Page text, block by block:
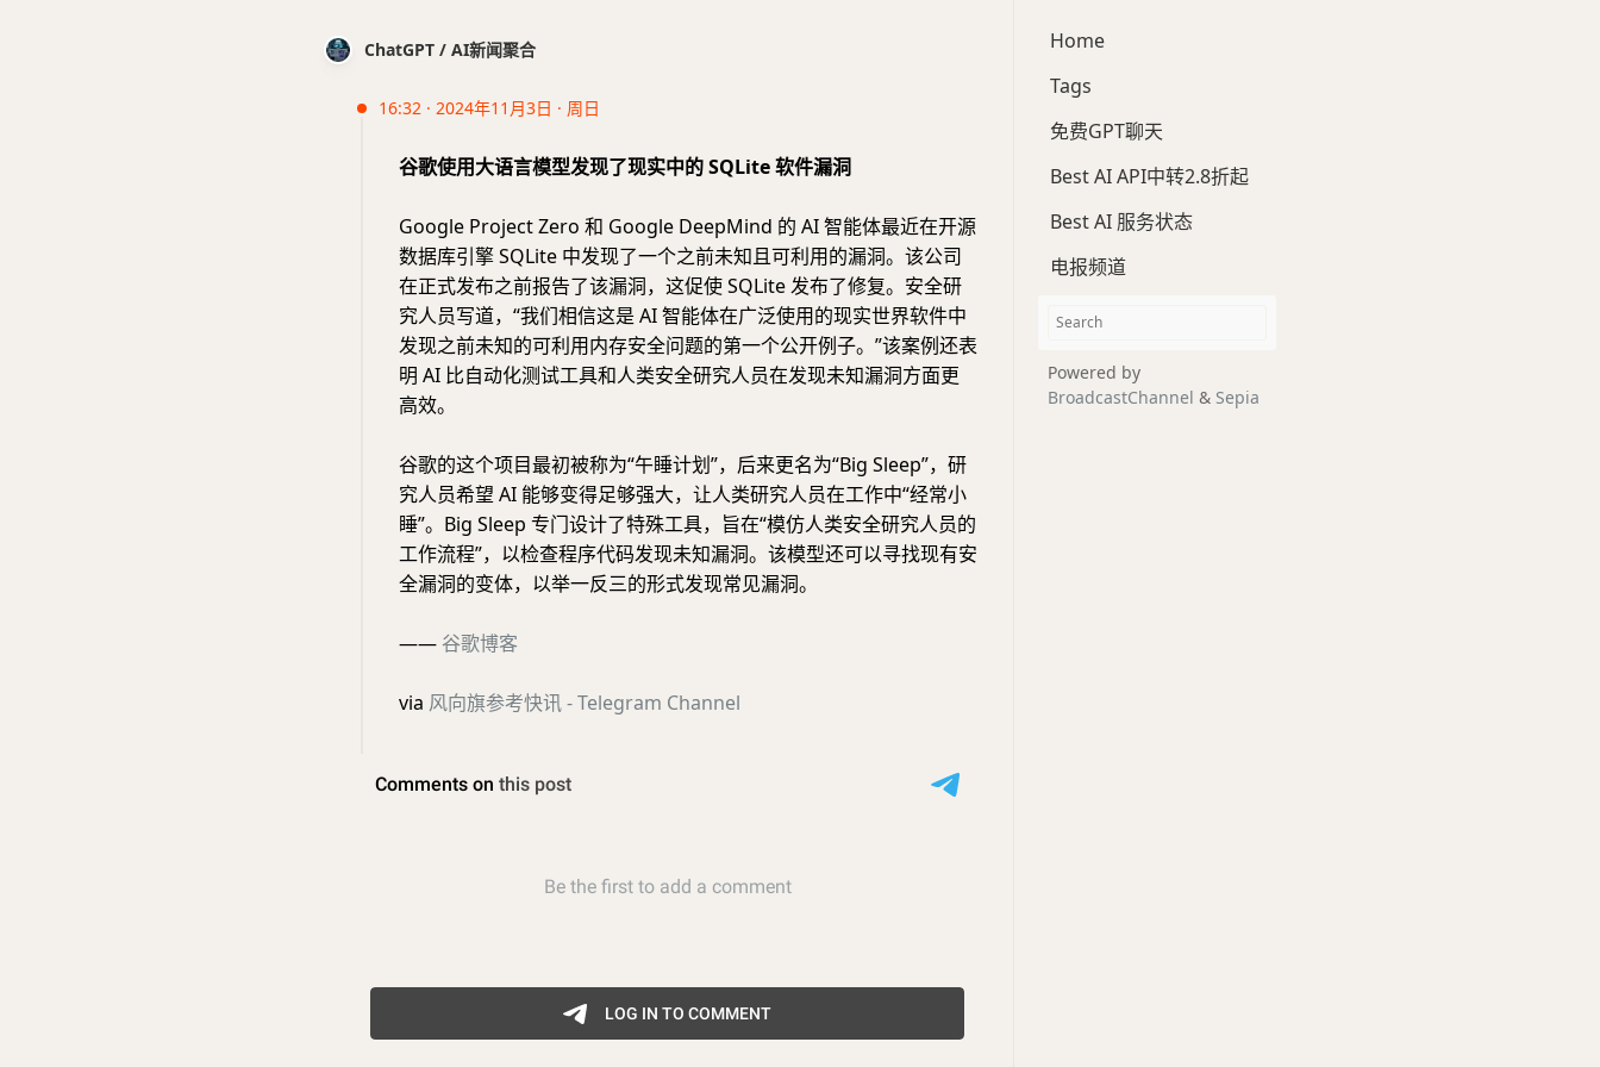
ChatGPT / AI新闻聚合
16:32 · 2024年11月3日 · 周日
谷歌使用大语言模型发现了现实中的 SQLite 软件漏洞
Google Project Zero 和 Google DeepMind 的 AI 智能体最近在开源
数据库引擎 SQLite 中发现了一个之前未知且可利用的漏洞。该公司
在正式发布之前报告了该漏洞，这促使 SQLite 发布了修复。安全研
究人员写道，“我们相信这是 AI 智能体在广泛使用的现实世界软件中
发现之前未知的可利用内存安全问题的第一个公开例子。”该案例还表
明 AI 比自动化测试工具和人类安全研究人员在发现未知漏洞方面更
高效。
谷歌的这个项目最初被称为“午睡计划”，后来更名为“Big Sleep”，研
究人员希望 AI 能够变得足够强大，让人类研究人员在工作中“经常小
睡”。Big Sleep 专门设计了特殊工具，旨在“模仿人类安全研究人员的
工作流程”，以检查程序代码发现未知漏洞。该模型还可以寻找现有安
全漏洞的变体，以举一反三的形式发现常见漏洞。
—— 谷歌博客
via 风向旗参考快讯 - Telegram Channel
Home
Tags
免费GPT聊天
Best AI API中转2.8折起
Best AI 服务状态
电报频道
Powered by
BroadcastChannel & Sepia